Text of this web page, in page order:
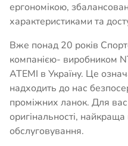
ергономікою,
характеристиками та
Вже понад 20 років
компанією- виробником
ATEMI в Україну. Це
надходить до нас
проміжних ланок. Для
оригінальності, найкраща
обслуговування.